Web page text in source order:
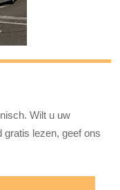
Wilt u uw
gratis lezen, geef ons